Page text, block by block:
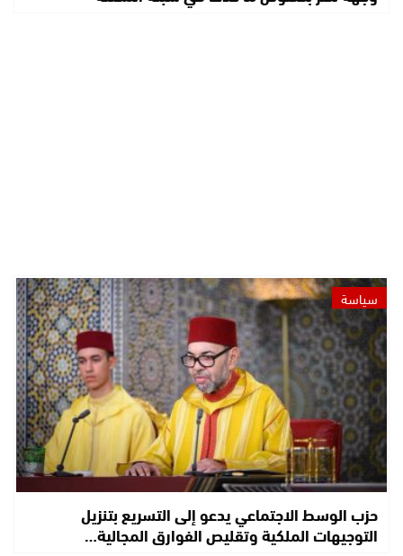
سياسة
حزب الوسط الاجتماعي يدعو إلى التسريع بتنزيل
التوجيهات الملكية وتقليص الفوارق المجالية…